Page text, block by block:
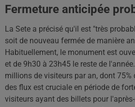
Fermeture anticipée
La Sete a précisé qu'il est "très
soit de nouveau fermée de manière
Habituellement, le monument est
et de 9h30 à 23h45 le reste de
millions de visiteurs par an, dont 75%
des flux est cruciale en période de
visiteurs ayant des billets pour